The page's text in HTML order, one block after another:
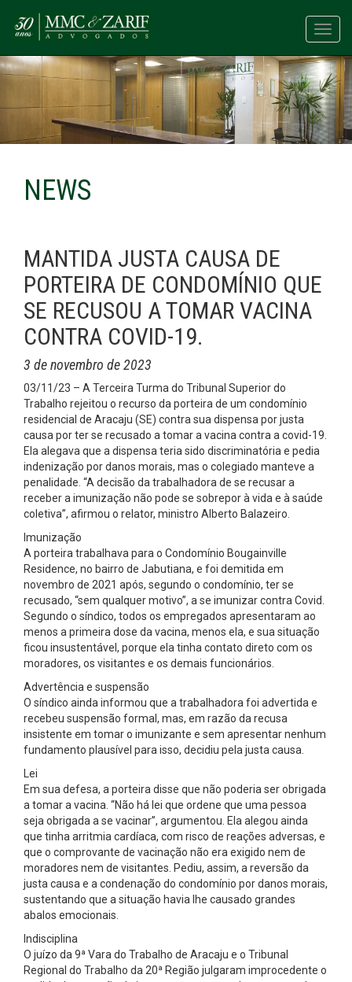
NEWS
MANTIDA JUSTA CAUSA DE
PORTEIRA DE CONDOMÍNIO QUE
SE RECUSOU A TOMAR VACINA
CONTRA COVID-19.
3 de novembro de 2023
03/11/23 – A Terceira Turma do Tribunal Superior do
Trabalho rejeitou o recurso da porteira de um condomínio
residencial de Aracaju (SE) contra sua dispensa por justa
causa por ter se recusado a tomar a vacina contra a covid-19.
Ela alegava que a dispensa teria sido discriminatória e pedia
indenização por danos morais, mas o colegiado manteve a
penalidade. “A decisão da trabalhadora de se recusar a
receber a imunização não pode se sobrepor à vida e à saúde
coletiva”, afirmou o relator, ministro Alberto Balazeiro.
Imunização
A porteira trabalhava para o Condomínio Bougainville
Residence, no bairro de Jabutiana, e foi demitida em
novembro de 2021 após, segundo o condomínio, ter se
recusado, “sem qualquer motivo”, a se imunizar contra Covid.
Segundo o síndico, todos os empregados apresentaram ao
menos a primeira dose da vacina, menos ela, e sua situação
ficou insustentável, porque ela tinha contato direto com os
moradores, os visitantes e os demais funcionários.
Advertência e suspensão
O síndico ainda informou que a trabalhadora foi advertida e
recebeu suspensão formal, mas, em razão da recusa
insistente em tomar o imunizante e sem apresentar nenhum
fundamento plausível para isso, decidiu pela justa causa.
Lei
Em sua defesa, a porteira disse que não poderia ser obrigada
a tomar a vacina. “Não há lei que ordene que uma pessoa
seja obrigada a se vacinar”, argumentou. Ela alegou ainda
que tinha arritmia cardíaca, com risco de reações adversas, e
que o comprovante de vacinação não era exigido nem de
moradores nem de visitantes. Pediu, assim, a reversão da
justa causa e a condenação do condomínio por danos morais,
sustentando que a situação havia lhe causado grandes
abalos emocionais.
Indisciplina
O juízo da 9ª Vara do Trabalho de Aracaju e o Tribunal
Regional do Trabalho da 20ª Região julgaram improcedente o